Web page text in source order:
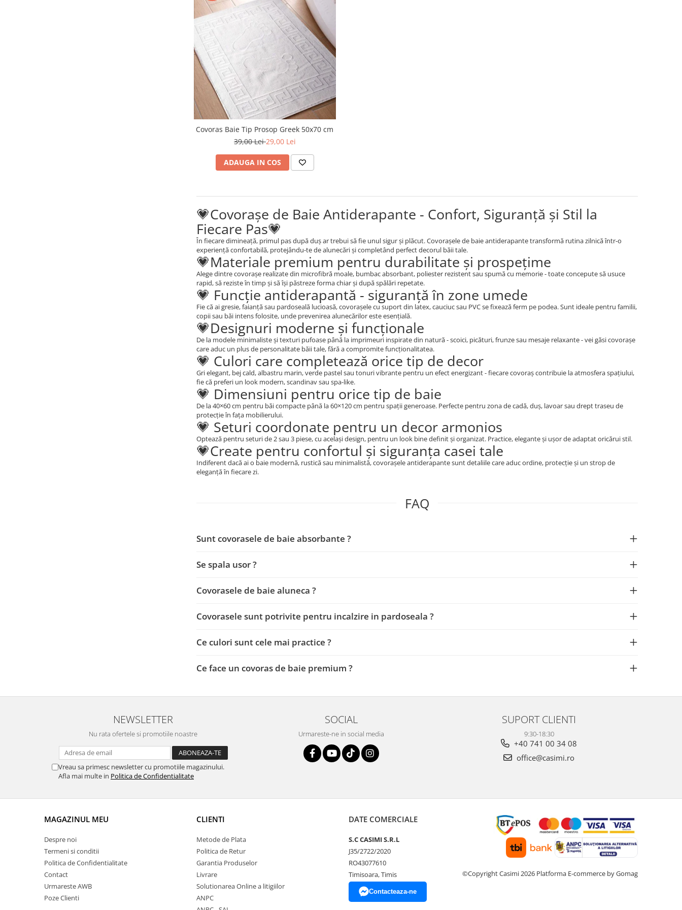
Covoras Baie Tip Prosop Greek 50x70 cm
39,00 Lei29,00 Lei
ADAUGA IN COS
💗Covorașe de Baie Antiderapante - Confort, Siguranță și Stil la
Fiecare Pas💗
În fiecare dimineață, primul pas după duș ar trebui să fie unul sigur și plăcut. Covorașele de baie antiderapante transformă rutina zilnică într-o
experiență confortabilă, protejându-te de alunecări și completând perfect decorul băii tale.
💗Materiale premium pentru durabilitate și prospețime
Alege dintre covorașe realizate din microfibră moale, bumbac absorbant, poliester rezistent sau spumă cu memorie - toate concepute să usuce
rapid, să reziste în timp și să își păstreze forma chiar și după spălări repetate.
💗 Funcție antiderapantă - siguranță în zone umede
Fie că ai gresie, faianță sau pardoseală lucioasă, covorașele cu suport din latex, cauciuc sau PVC se fixează ferm pe podea. Sunt ideale pentru familii,
copii sau băi intens folosite, unde prevenirea alunecărilor este esențială.
💗Designuri moderne și funcționale
De la modele minimaliste și texturi pufoase până la imprimeuri inspirate din natură - scoici, picături, frunze sau mesaje relaxante - vei găsi covorașe
care aduc un plus de personalitate băii tale, fără a compromite funcționalitatea.
💗 Culori care completează orice tip de decor
Gri elegant, bej cald, albastru marin, verde pastel sau tonuri vibrante pentru un efect energizant - fiecare covoraș contribuie la atmosfera spațiului,
fie că preferi un look modern, scandinav sau spa-like.
💗 Dimensiuni pentru orice tip de baie
De la 40×60 cm pentru băi compacte până la 60×120 cm pentru spații generoase. Perfecte pentru zona de cadă, duș, lavoar sau drept traseu de
protecție în fața mobilierului.
💗 Seturi coordonate pentru un decor armonios
Optează pentru seturi de 2 sau 3 piese, cu același design, pentru un look bine definit și organizat. Practice, elegante și ușor de adaptat oricărui stil.
💗Create pentru confortul și siguranța casei tale
Indiferent dacă ai o baie modernă, rustică sau minimalistă, covorașele antiderapante sunt detaliile care aduc ordine, protecție și un strop de
eleganță în fiecare zi.
FAQ
Sunt covorasele de baie absorbante ?
Se spala usor ?
Covorasele de baie aluneca ?
Covorasele sunt potrivite pentru incalzire in pardoseala ?
Ce culori sunt cele mai practice ?
Ce face un covoras de baie premium ?
NEWSLETTER
Nu rata ofertele si promotiile noastre
Vreau sa primesc newsletter cu promotiile magazinului.
Afla mai multe in Politica de Confidentialitate
SOCIAL
Urmareste-ne in social media
SUPORT CLIENTI
9:30-18:30
+40 741 00 34 08
office@casimi.ro
MAGAZINUL MEU
Despre noi
Termeni si conditii
Politica de Confidentialitate
Contact
Urmareste AWB
Poze Clienti
CLIENTI
Metode de Plata
Politica de Retur
Garantia Produselor
Livrare
Solutionarea Online a litigiilor
ANPC
DATE COMERCIALE
S.C CASIMI S.R.L
J35/2722/2020
RO43077610
Timisoara, Timis
Contacteaza-ne
©Copyright Casimi 2026 Platforma E-commerce by Gomag